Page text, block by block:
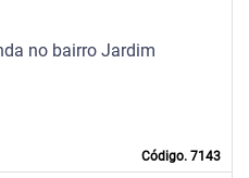
Código. 7143
no bairro Jardim